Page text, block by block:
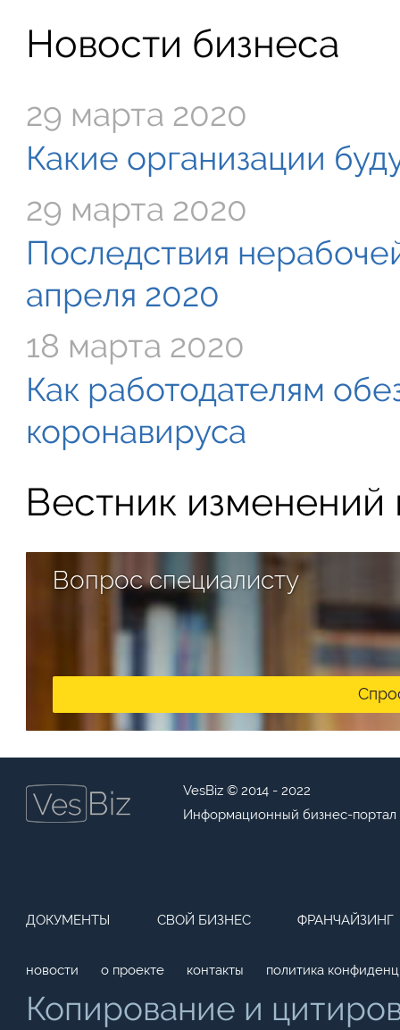
Новости бизнеса
29 марта 2020
Какие организации
29 марта 2020
Последствия
апреля 2020
18 марта 2020
Как работодателям
коронавируса
Вестник изменений
Вопрос специалисту
VesBiz © 2014 - 2022
Информационный бизнес-портал
ДОКУМЕНТЫ СВОЙ БИЗНЕС ФРАНЧАЙЗИНГ
новости о проекте контакты политика
Копирование и